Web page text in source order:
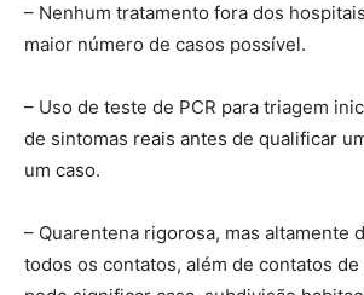
– Nenhum tratamento fora dos
maior número de casos possível.
– Uso de teste de PCR para triagem
de sintomas reais antes de qualificar
um caso.
– Quarentena rigorosa, mas altamente
todos os contatos, além de contatos